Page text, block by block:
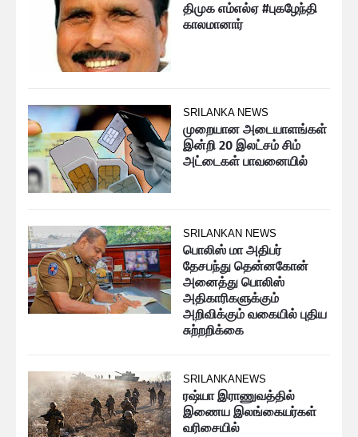
திமுக எம்எல்ஏ #புகழேந்தி
காலமானார்
SRILANKA NEWS
முறையான அடையாளங்கள்
இன்றி 20 இலட்சம் சிம்
அட்டைகள் பாவனையில்
SRILANKAN NEWS
பொலிஸ் மா அதிபர்
தேசபந்து தென்னகோன்
அனைத்து பொலிஸ்
அதிகாரிகளுக்கும்
அறிவிக்கும் வகையில் புதிய
சுற்றறிக்கை
SRILANKANEWS
ரஷ்யா இராணுவத்தில்
இணைய இலங்கையர்கள்
வரிசையில்